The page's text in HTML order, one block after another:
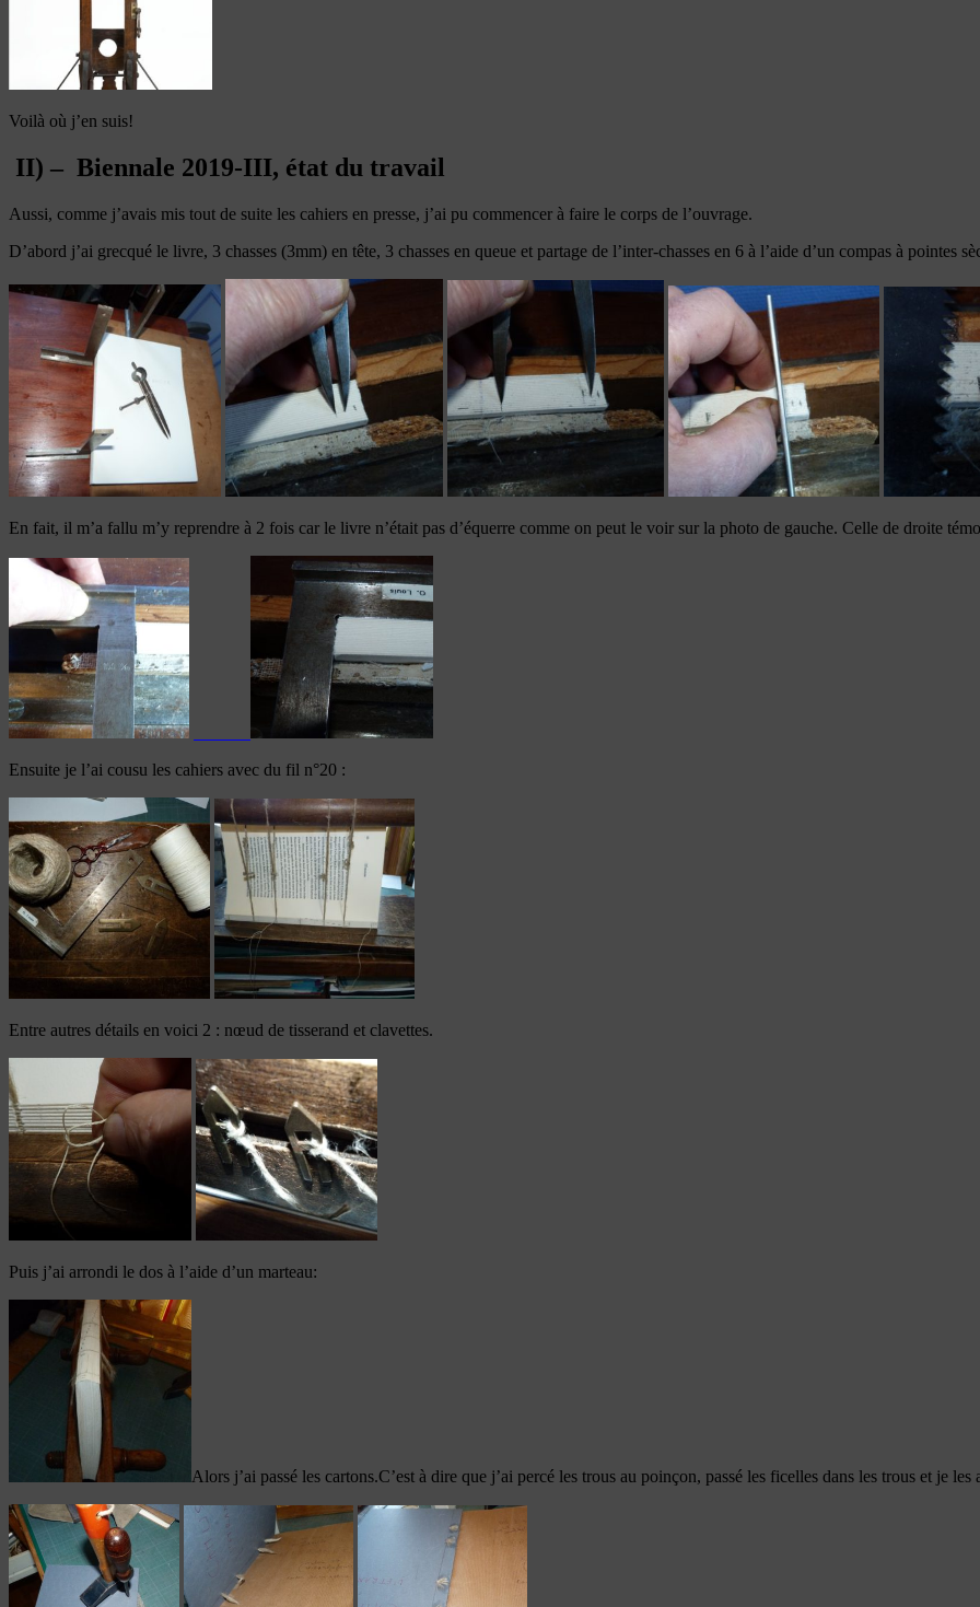
Voilà où j’en suis!
II) – Biennale 2019-III, état du travail
Aussi, comme j’avais mis tout de suite les cahiers en presse, j’ai pu commencer à faire le corps de l’ouvrage.
D’abord j’ai grecqué le livre, 3 chasses (3mm) en tête, 3 chasses en queue et partage de l’inter-chasses en 6 à l’aide d’un compas à pointes
En fait, il m’a fallu m’y reprendre à 2 fois car le livre n’était pas d’équerre comme on peut le voir sur la photo de gauche. Celle de droite
Ensuite je l’ai cousu les cahiers avec du fil n°20 :
Entre autres détails en voici 2 : nœud de tisserand et clavettes.
Puis j’ai arrondi le dos à l’aide d’un marteau:
Alors j’ai passé les cartons.C’est à dire que j’ai percé les trous au poinçon, passé les ficelles dans les trous et je les